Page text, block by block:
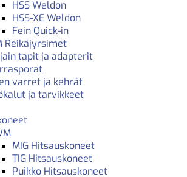
HSS Weldon
HSS-XE Weldon
Fein Quick-in
Reikäjyrsimet
tapit ja adapterit
varret ja kehrät
ja tarvikkeet
MIG Hitsauskoneet
TIG Hitsauskoneet
Puikko Hitsauskoneet